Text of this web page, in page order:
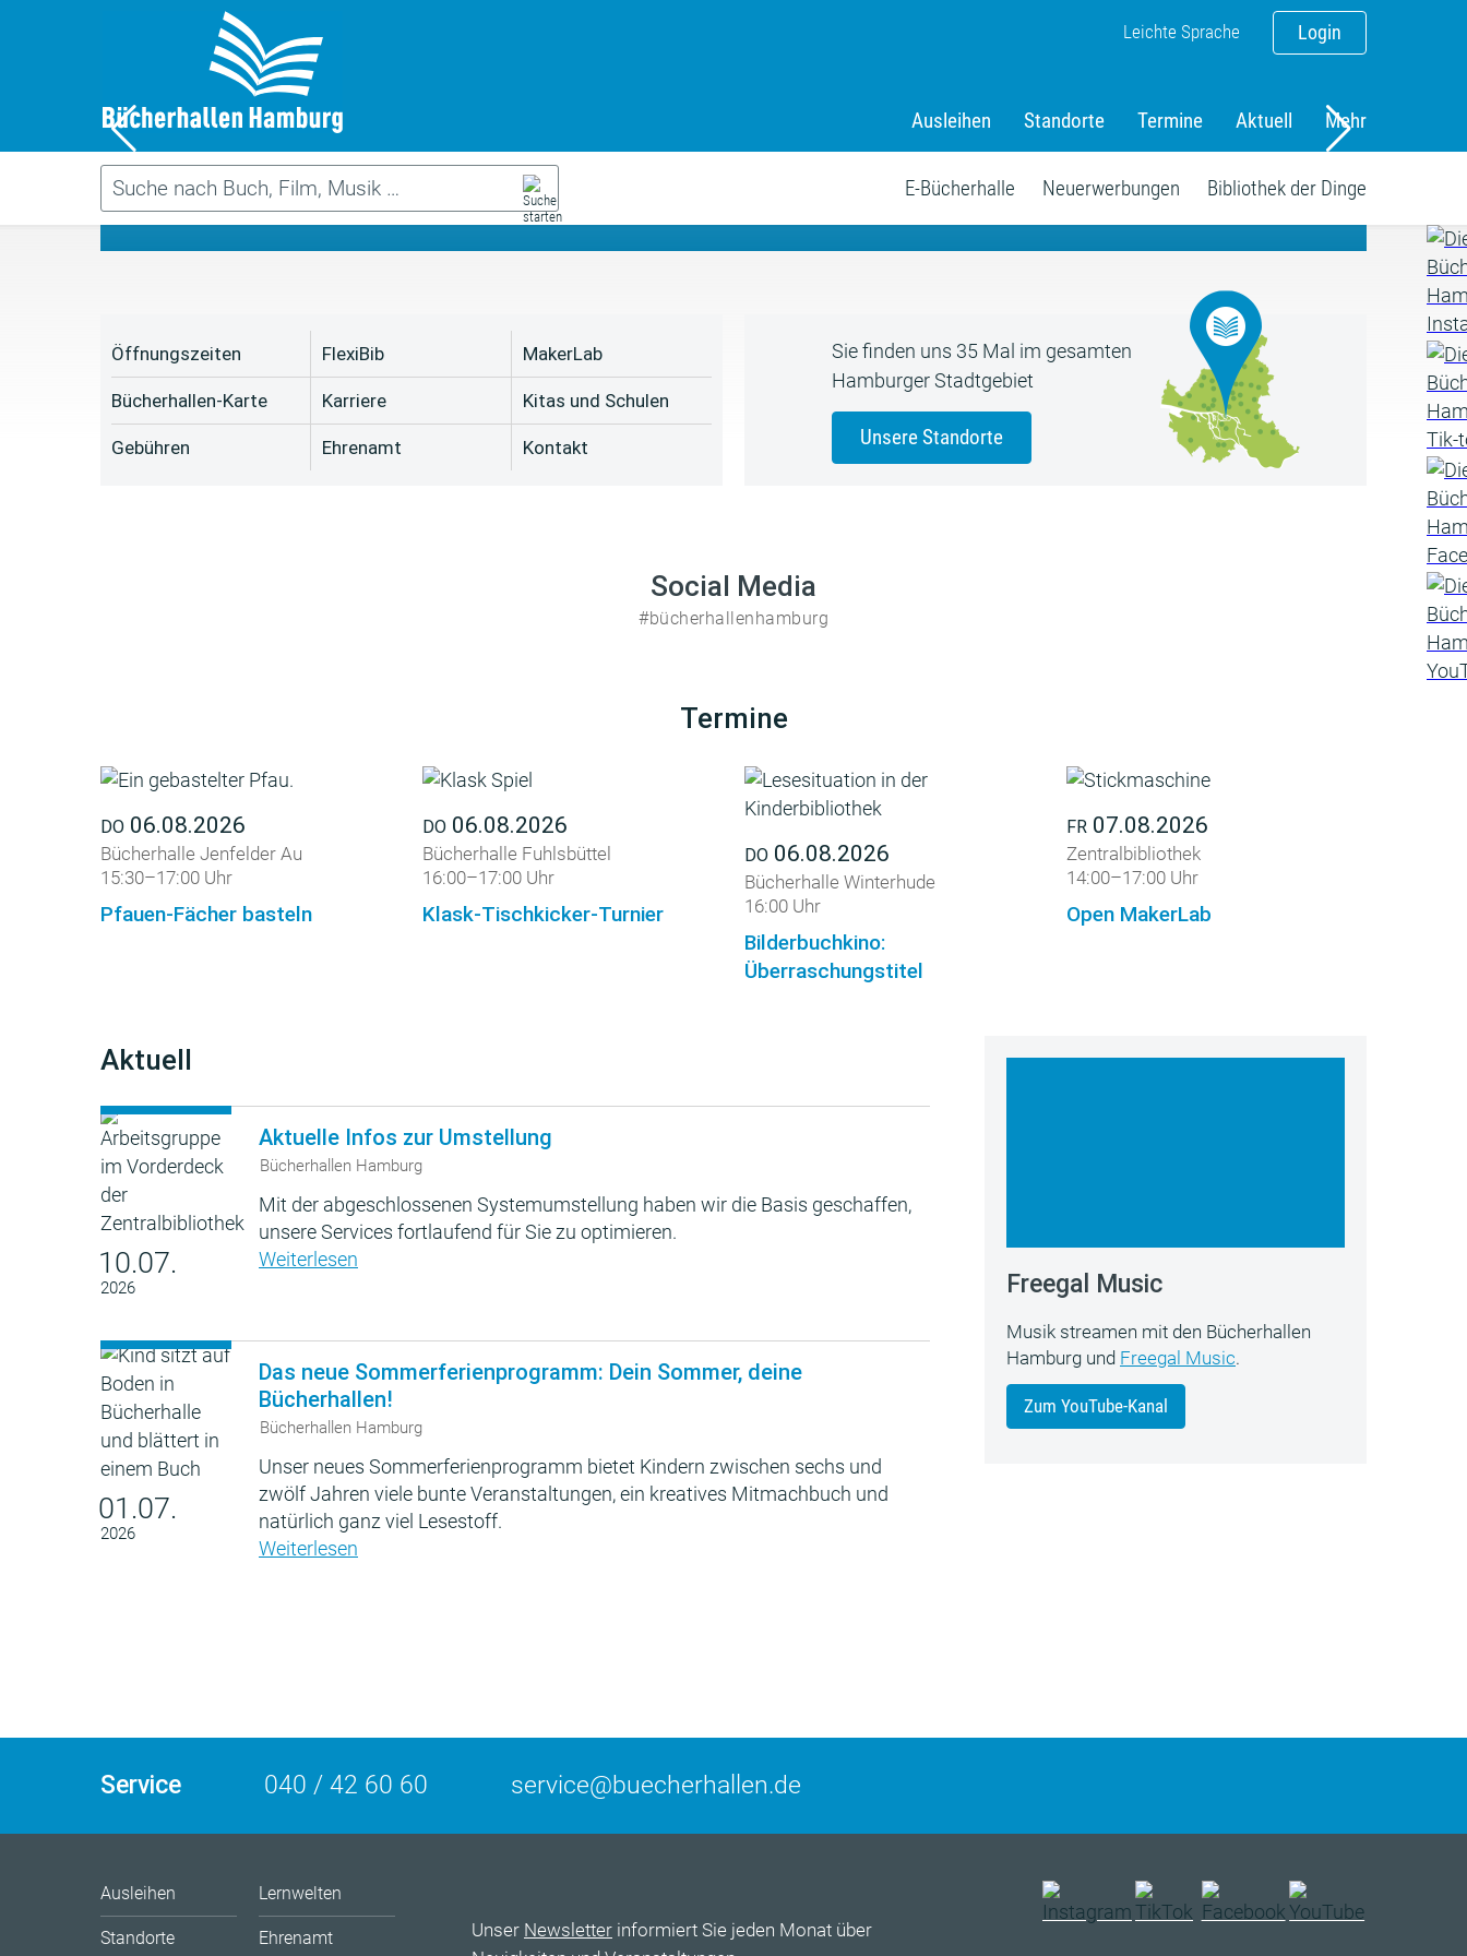
Login
Leichte Sprache
Ausleihen Standorte Termine Aktuell Mehr
E-Bücherhalle Neuerwerbungen Bibliothek der Dinge
Das neue Sommerferienprogramm
Öffnungszeiten
Bücherhallen-Karte
Gebühren
FlexiBib
Karriere
Ehrenamt
MakerLab
Kitas und Schulen
Kontakt
Sie finden uns 35 Mal im gesamten
Hamburger Stadtgebiet
Unsere Standorte
Social Media
#bücherhallenhamburg
Termine
DO 06.08.2026
Bücherhalle Jenfelder Au
15:30–17:00 Uhr
Pfauen-Fächer basteln
DO 06.08.2026
Bücherhalle Fuhlsbüttel
16:00–17:00 Uhr
Klask-Tischkicker-Turnier
DO 06.08.2026
Bücherhalle Winterhude
16:00 Uhr
Bilderbuchkino:
Überraschungstitel
FR 07.08.2026
Zentralbibliothek
14:00–17:00 Uhr
Open MakerLab
Aktuell
10.07.
2026
Aktuelle Infos zur Umstellung
Bücherhallen Hamburg
Mit der abgeschlossenen Systemumstellung haben wir die Basis geschaffen,
unsere Services fortlaufend für Sie zu optimieren.
Weiterlesen
01.07.
2026
Das neue Sommerferienprogramm: Dein Sommer, deine
Bücherhallen!
Bücherhallen Hamburg
Unser neues Sommerferienprogramm bietet Kindern zwischen sechs und
zwölf Jahren viele bunte Veranstaltungen, ein kreatives Mitmachbuch und
natürlich ganz viel Lesestoff.
Weiterlesen
Freegal Music
Musik streamen mit den Bücherhallen
Hamburg und Freegal Music.
Zum YouTube-Kanal
Service 040 / 42 60 60 service@buecherhallen.de
Ausleihen
Standorte
Lernwelten
Ehrenamt Unser Newsletter informiert Sie jeden Monat über